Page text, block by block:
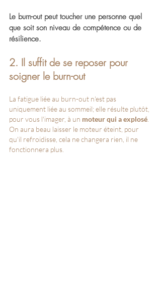
Le burn-out peut toucher une personne quel
que soit son niveau de compétence ou de
résilience.
2. Il suffit de se reposer pour
soigner le burn-out
La fatigue liée au burn-out n'est pas
uniquement liée au sommeil; elle résulte plutôt,
pour vous l'imager, à un moteur qui a explosé
On aura beau laisser le moteur éteint, pour
qu'il refroidisse, cela ne changera rien, il ne
fonctionnera plus.